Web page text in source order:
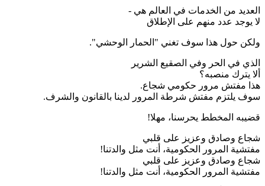
العديد من الخدمات في العالم هي -
لا يوجد عدد منهم على الإطلاق
ولكن حول هذا سوف تغني "الحمار الوحشي".
الذي في الحر وفي الصقيع الشرير
ألا يترك منصبه؟
هذا مفتش مرور حكومي شجاع.
سوف يلتزم مفتش شرطة المرور لدينا بالقانون والشرف.
قضيبه المخطط يحرسنا، مهلا!
شجاع وصادق وعزيز على قلبي
مفتشية المرور الحكومية، أنت مثل والدتنا!
شجاع وصادق وعزيز على قلبي
مفتشية المرور الحكومية، أنت مثل والدتنا!